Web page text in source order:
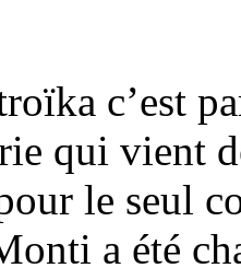
c’est
qui vient
le seul
a été